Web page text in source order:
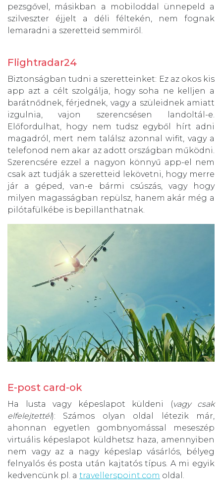
pezsgővel, másikban a mobiloddal ünnepeld a
szilveszter éjjelt a déli féltekén, nem fognak
lemaradni a szeretteid semmiről.
Flightradar24
Biztonságban tudni a szeretteinket: Ez az okos kis
app azt a célt szolgálja, hogy soha ne kelljen a
barátnődnek, férjednek, vagy a szüleidnek amiatt
izgulnia, vajon szerencsésen landoltál-e.
Előfordulhat, hogy nem tudsz egyből hírt adni
magadról, mert nem találsz azonnal wifit, vagy a
telefonod nem akar az adott országban működni.
Szerencsére ezzel a nagyon könnyű app-el nem
csak azt tudják a szeretteid lekövetni, hogy merre
jár a géped, van-e bármi csúszás, vagy hogy
milyen magasságban repülsz, hanem akár még a
pilótafülkébe is bepillanthatnak.
E-post card-ok
Ha lusta vagy képeslapot küldeni (vagy csak
elfelejtettél): Számos olyan oldal létezik már,
ahonnan egyetlen gombnyomással meseszép
virtuális képeslapot küldhetsz haza, amennyiben
nem vagy az a nagy képeslap vásárlós, bélyeg
felnyalós és posta után kajtatós típus. A mi egyik
kedvencünk pl. a travellerspoint.com oldal.